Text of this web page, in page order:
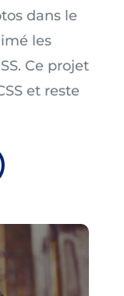
dans le
les
Ce projet
et reste